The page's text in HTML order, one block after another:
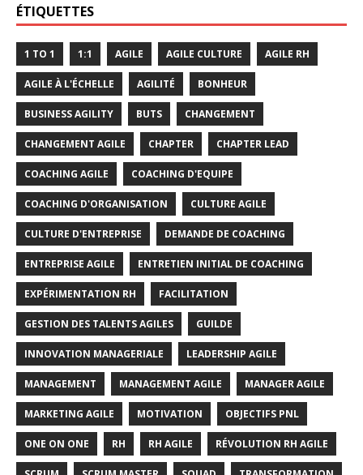
ÉTIQUETTES
1 TO 1 1:1 AGILE AGILE CULTURE AGILE RH
AGILE À L'ÉCHELLE AGILITÉ BONHEUR
BUSINESS AGILITY BUTS CHANGEMENT
CHANGEMENT AGILE CHAPTER CHAPTER LEAD
COACHING AGILE COACHING D'EQUIPE
COACHING D'ORGANISATION CULTURE AGILE
CULTURE D'ENTREPRISE DEMANDE DE COACHING
ENTREPRISE AGILE ENTRETIEN INITIAL DE COACHING
EXPÉRIMENTATION RH FACILITATION
GESTION DES TALENTS AGILES GUILDE
INNOVATION MANAGERIALE LEADERSHIP AGILE
MANAGEMENT MANAGEMENT AGILE MANAGER AGILE
MARKETING AGILE MOTIVATION OBJECTIFS PNL
ONE ON ONE RH RH AGILE RÉVOLUTION RH AGILE